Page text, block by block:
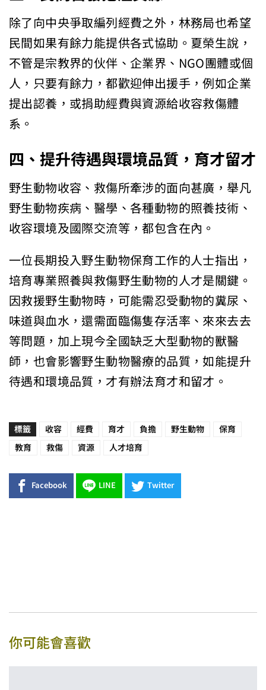
除了向中央爭取編列經費之外，林務局也希望
民間如果有餘力能提供各式協助。夏榮生說，
不管是宗教界的伙伴、企業界、NGO團體或個
人，只要有餘力，都歡迎伸出援手，例如企業
提出認養，或捐助經費與資源給收容救傷體
系。
四、提升待遇與環境品質，育才留才
野生動物收容、救傷所牽涉的面向甚廣，舉凡
野生動物疾病、醫學、各種動物的照養技術、
收容環境及國際交流等，都包含在內。
一位長期投入野生動物保育工作的人士指出，
培育專業照養與救傷野生動物的人才是關鍵。
因救援野生動物時，可能需忍受動物的糞尿、
味道與血水，還需面臨傷隻存活率、來來去去
等問題，加上現今全國缺乏大型動物的獸醫
師，也會影響野生動物醫療的品質，如能提升
待遇和環境品質，才有辦法育才和留才。
標籤 收容 經費 育才 負擔 野生動物 保育
教育 救傷 資源 人才培育
Facebook LINE Twitter
你可能會喜歡